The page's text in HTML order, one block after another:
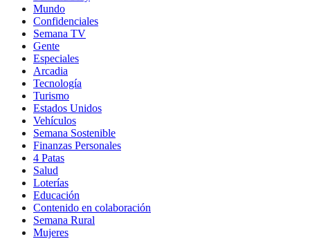
Mundo
Confidenciales
Semana TV
Gente
Especiales
Arcadia
Tecnología
Turismo
Estados Unidos
Vehículos
Semana Sostenible
Finanzas Personales
4 Patas
Salud
Loterías
Educación
Contenido en colaboración
Semana Rural
Mujeres